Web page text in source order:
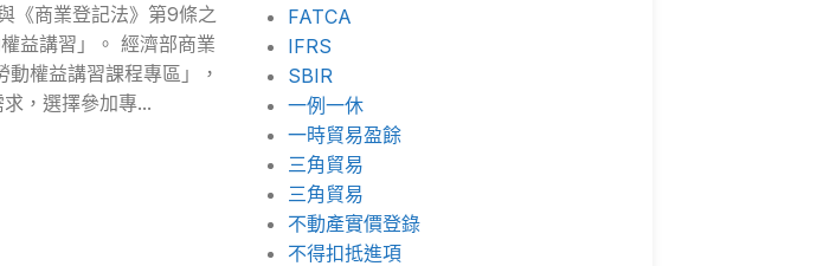
《商業登記法》第9條之
益講習」。 經濟部商業
權益講習課程專區」，
，選擇參加專...
FATCA
IFRS
SBIR
一例一休
一時貿易盈餘
三角貿易
三角貿易
不動產實價登錄
不得扣抵進項